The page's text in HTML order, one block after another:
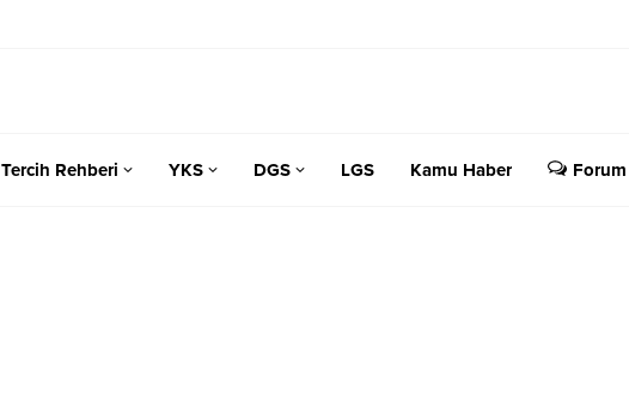
Tercih Rehberi YKS DGS LGS Kamu Haber Forum